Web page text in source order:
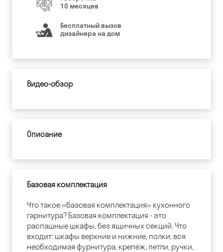
10 месяцев
Бесплатный вызов
дизайнера на дом
Видео-обзор
Описание
Базовая комплектация
Что такое «базовая комплектация» кухонного
гарнитура? Базовая комплектация - это
распашные шкафы, без ящичных секций. Что
входит: шкафы верхние и нижние, полки, вся
необходимая фурнитура, крепёж, петли, ручки,